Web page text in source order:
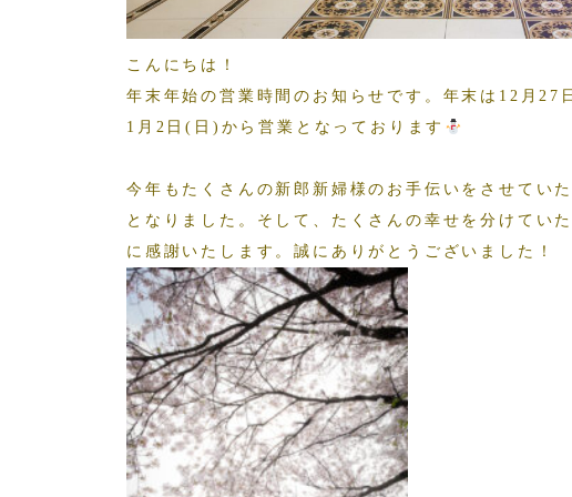
こんにちは！
年末年始の営業時間のお知らせです。年末は12月27
1月2日(日)から営業となっております
今年もたくさんの新郎新婦様のお手伝いをさせてい
となりました。そして、たくさんの幸せを分けてい
に感謝いたします。誠にありがとうございました！